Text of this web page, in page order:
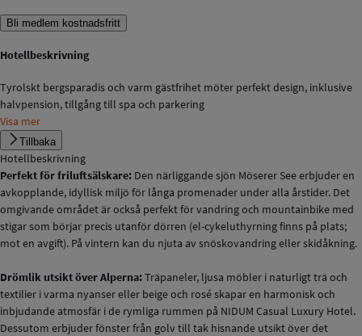
Bli medlem kostnadsfritt
Hotellbeskrivning
Tyrolskt bergsparadis och varm gästfrihet möter perfekt design, inklusive
halvpension, tillgång till spa och parkering
Visa mer
Tillbaka
Hotellbeskrivning
Perfekt för friluftsälskare: Den närliggande sjön Möserer See erbjuder en
avkopplande, idyllisk miljö för långa promenader under alla årstider. Det
omgivande området är också perfekt för vandring och mountainbike med
stigar som börjar precis utanför dörren (el-cykeluthyrning finns på plats;
mot en avgift). På vintern kan du njuta av snöskovandring eller skidåkning.
Drömlik utsikt över Alperna:Träpaneler, ljusa möbler i naturligt trä och
textilier i varma nyanser eller beige och rosé skapar en harmonisk och
inbjudande atmosfär i de rymliga rummen på NIDUM Casual Luxury Hotel.
Dessutom erbjuder fönster från golv till tak hisnande utsikt över det